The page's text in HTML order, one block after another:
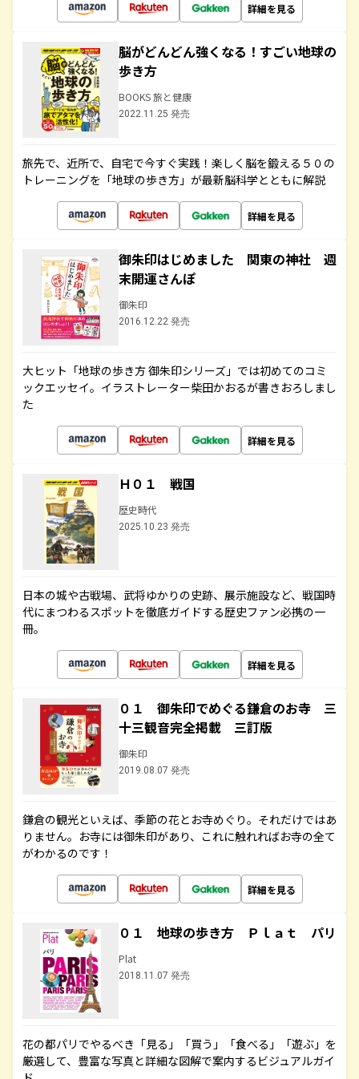
詳細を見る
脳がどんどん強くなる！すごい地球の
歩き方
BOOKS 旅と健康
2022.11.25 発売
旅先で、近所で、自宅で今すぐ実践！楽しく脳を鍛える５０の
トレーニングを「地球の歩き方」が最新脳科学とともに解説
詳細を見る
御朱印はじめました 関東の神社 週
末開運さんぽ
御朱印
2016.12.22 発売
大ヒット「地球の歩き方 御朱印シリーズ」では初めてのコミ
ックエッセイ。イラストレーター柴田かおるが書きおろしまし
た
詳細を見る
Ｈ０１ 戦国
歴史時代
2025.10.23 発売
日本の城や古戦場、武将ゆかりの史跡、展示施設など、戦国時
代にまつわるスポットを徹底ガイドする歴史ファン必携の一
冊。
詳細を見る
０１ 御朱印でめぐる鎌倉のお寺 三
十三観音完全掲載 三訂版
御朱印
2019.08.07 発売
鎌倉の観光といえば、季節の花とお寺めぐり。それだけではあ
りません。お寺には御朱印があり、これに触れればお寺の全て
がわかるのです！
詳細を見る
０１ 地球の歩き方 Ｐｌａｔ パリ
Plat
2018.11.07 発売
花の都パリでやるべき「見る」「買う」「食べる」「遊ぶ」を
厳選して、豊富な写真と詳細な図解で案内するビジュアルガイ